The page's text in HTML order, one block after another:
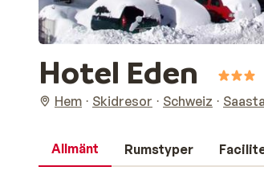
Hotel Eden
Hem Skidresor Schweiz
Allmänt Rumstyper